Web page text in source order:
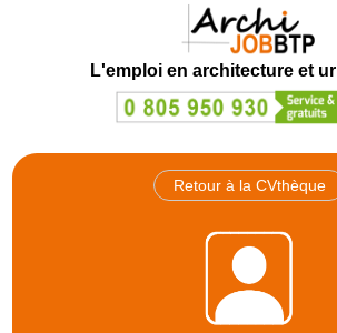
L'emploi en architecture et
Retour à la CVthèque